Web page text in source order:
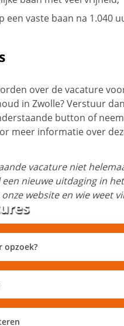
een vaste baan na 1.040
over de vacature
in Zwolle? Verstuur
button of
meer informatie over
vacature niet
een nieuwe uitdaging in
website en wie weet